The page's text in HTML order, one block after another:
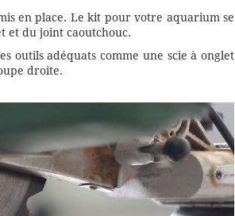
en place. Le kit pour votre aquarium se
et du joint caoutchouc.
outils adéquats comme une scie à onglet
droite.